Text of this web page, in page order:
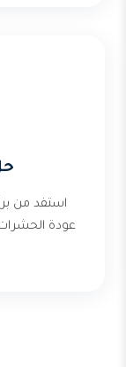
استفد من
عودة الحشرات